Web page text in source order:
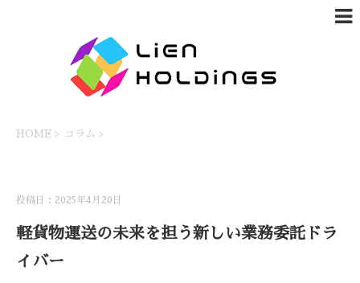
HOME > コラム >
投稿日：2025年4月20日
軽貨物運送の未来を担う新しい業務委託ドラ
イバー